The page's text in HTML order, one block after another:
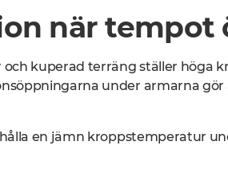
när tempot
och kuperad terräng ställer höga
under armarna
en jämn kroppstemperatur